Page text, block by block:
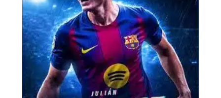
l
a
y